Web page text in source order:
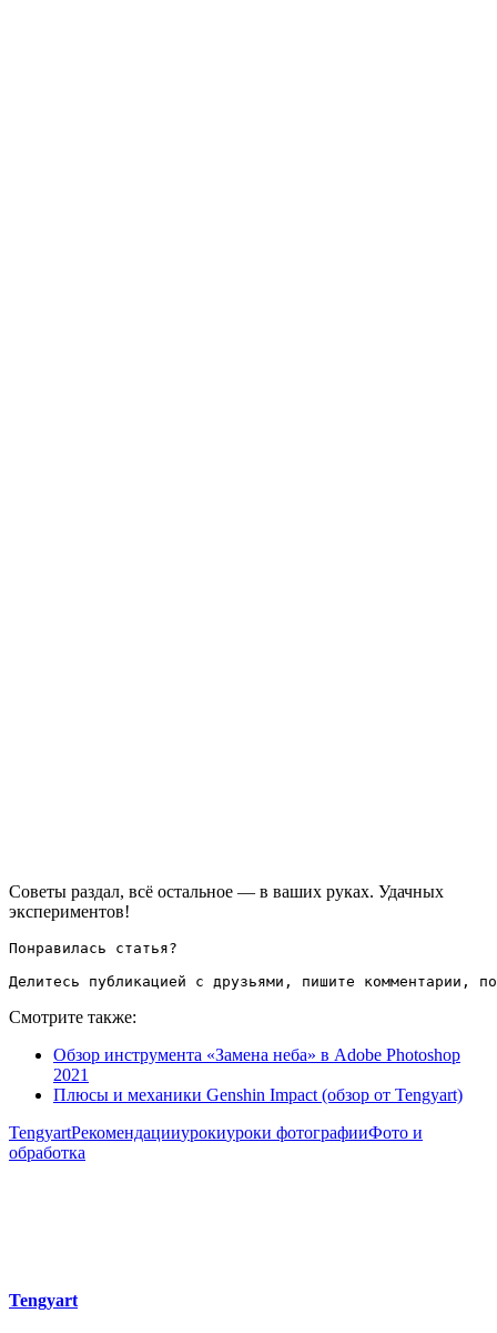
Советы раздал, всё остальное — в ваших руках. Удачных
экспериментов!
Понравилась статья?
Делитесь публикацией с друзьями, пишите комментарии,
Смотрите также:
Обзор инструмента «Замена неба» в Adobe Photoshop
2021
Плюсы и механики Genshin Impact (обзор от Tengyart)
TengyartРекомендацииурокиуроки фотографииФото и
обработка
Tengyart